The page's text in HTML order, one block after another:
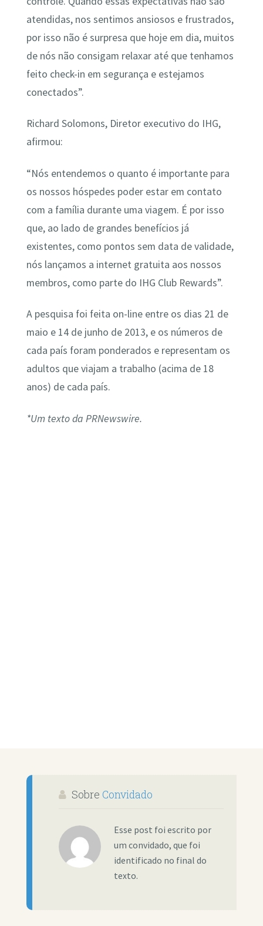
atendidas, nos sentimos ansiosos e frustrados,
por isso não é surpresa que hoje em dia, muitos
de nós não consigam relaxar até que tenhamos
feito check-in em segurança e estejamos
conectados”.
Richard Solomons, Diretor executivo do IHG,
afirmou:
“Nós entendemos o quanto é importante para
os nossos hóspedes poder estar em contato
com a família durante uma viagem. É por isso
que, ao lado de grandes benefícios já
existentes, como pontos sem data de validade,
nós lançamos a internet gratuita aos nossos
membros, como parte do IHG Club Rewards”.
A pesquisa foi feita on-line entre os dias 21 de
maio e 14 de junho de 2013, e os números de
cada país foram ponderados e representam os
adultos que viajam a trabalho (acima de 18
anos) de cada país.
*Um texto da PRNewswire.
Sobre Convidado
Esse post foi escrito por
um convidado, que foi
identificado no final do
texto.